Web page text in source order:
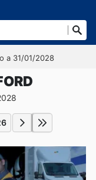
a 31/01/2028